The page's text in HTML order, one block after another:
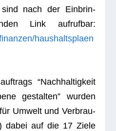
sind nach der Ein­brin­
Link auf­ruf­bar:
haushaltsplaen
“Nach­hal­tig­keit
gestal­ten” wur­den
Umwelt und Ver­brau­
dabei auf die 17 Ziele